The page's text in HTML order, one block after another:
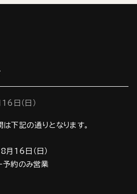
日（日）
下記の通りとなります。
16日（日）
予約のみ営業